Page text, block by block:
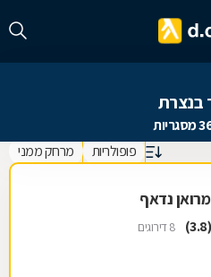
בנצרת
פופולריות מרחק ממני
נדאף
(3.8) 8 דירוגים